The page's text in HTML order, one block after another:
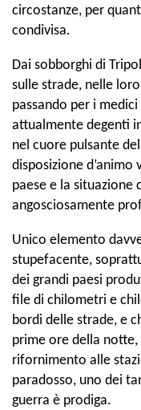
circostanze, per
condivisa.
Dai sobborghi di
sulle strade, nelle
passando per i
attualmente degenti
nel cuore pulsante
disposizione
paese e la situazione
angosciosamente
Unico elemento
stupefacente,
dei grandi paesi
file di chilometri e
bordi delle strade, e
prime ore della
rifornimento alle
paradosso, uno dei
guerra è prodiga.